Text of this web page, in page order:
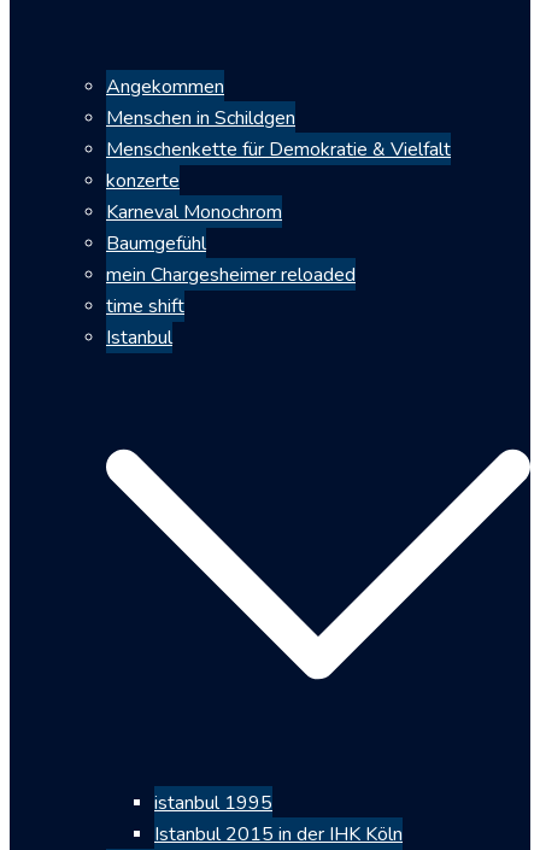
Angekommen
Menschen in Schildgen
Menschenkette für Demokratie & Vielfalt
konzerte
Karneval Monochrom
Baumgefühl
mein Chargesheimer reloaded
time shift
Istanbul
istanbul 1995
Istanbul 2015 in der IHK Köln